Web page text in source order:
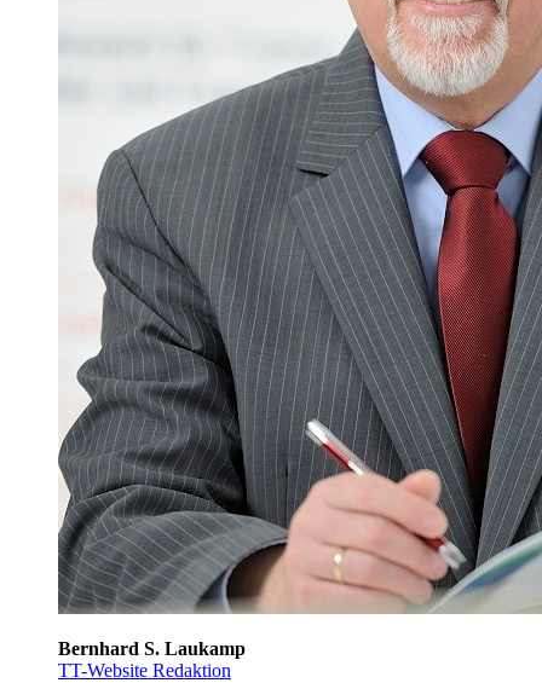
Bernhard S. Laukamp
TT-Website Redaktion